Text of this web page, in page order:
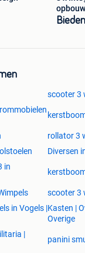
Bieden
scooter 3
rollator 3
Diversen
in
scooter 3
in Vogels |Kasten |
Overige
|
panini